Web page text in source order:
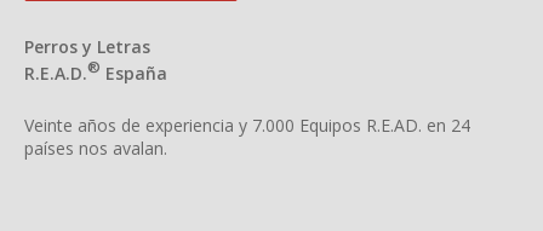
Perros y Letras
R.E.A.D.® España
Veinte años de experiencia y 7.000 Equipos R.E.AD. en 24
países nos avalan.